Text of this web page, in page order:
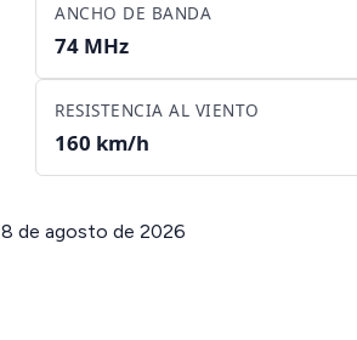
ANCHO DE BANDA
74 MHz
RESISTENCIA AL VIENTO
160 km/h
8 de agosto de 2026